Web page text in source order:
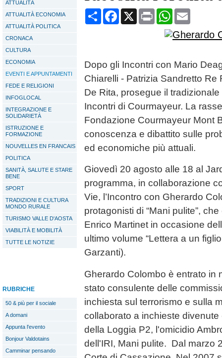
ATTUALITÀ
ATTUALITÀ ECONOMIA
ATTUALITÀ POLITICA
CRONACA
CULTURA
ECONOMIA
EVENTI E APPUNTAMENTI
FEDE E RELIGIONI
INFOGLOCAL
INTEGRAZIONE E
SOLIDARIETÀ
ISTRUZIONE E
FORMAZIONE
NOUVELLES EN FRANCAIS
POLITICA
SANITÀ, SALUTE E STARE
BENE
SPORT
TRADIZIONI E CULTURA
MONDO RURALE
TURISMO VALLE D'AOSTA
VIABILITÀ E MOBILITÀ
TUTTE LE NOTIZIE
RUBRICHE
50 & più per il sociale
A domani
Appunta l'evento
Bonjour Valdotains
Camminar pensando
CondividiFacebook
X Print WhatsApp
Dopo gli Incontri con Mario
Chiarelli - Patrizia Sandretto
De Rita, prosegue il
Incontri di Courmayeur. La
Fondazione Courmayeur Mont
conoscenza e dibattito sulle
ed economiche più attuali.
Giovedì 20 agosto alle 18 al
programma, in collaborazione
Vie, l’Incontro con Gherardo
protagonisti di “Mani pulite”,
Enrico Martinet in occasione
ultimo volume “Lettera a un
Garzanti).
Gherardo Colombo è entrato in
stato consulente delle
inchiesta sul terrorismo e sulla
collaborato a inchieste
della Loggia P2, l'omicidio
dell'IRI, Mani pulite. Dal marzo